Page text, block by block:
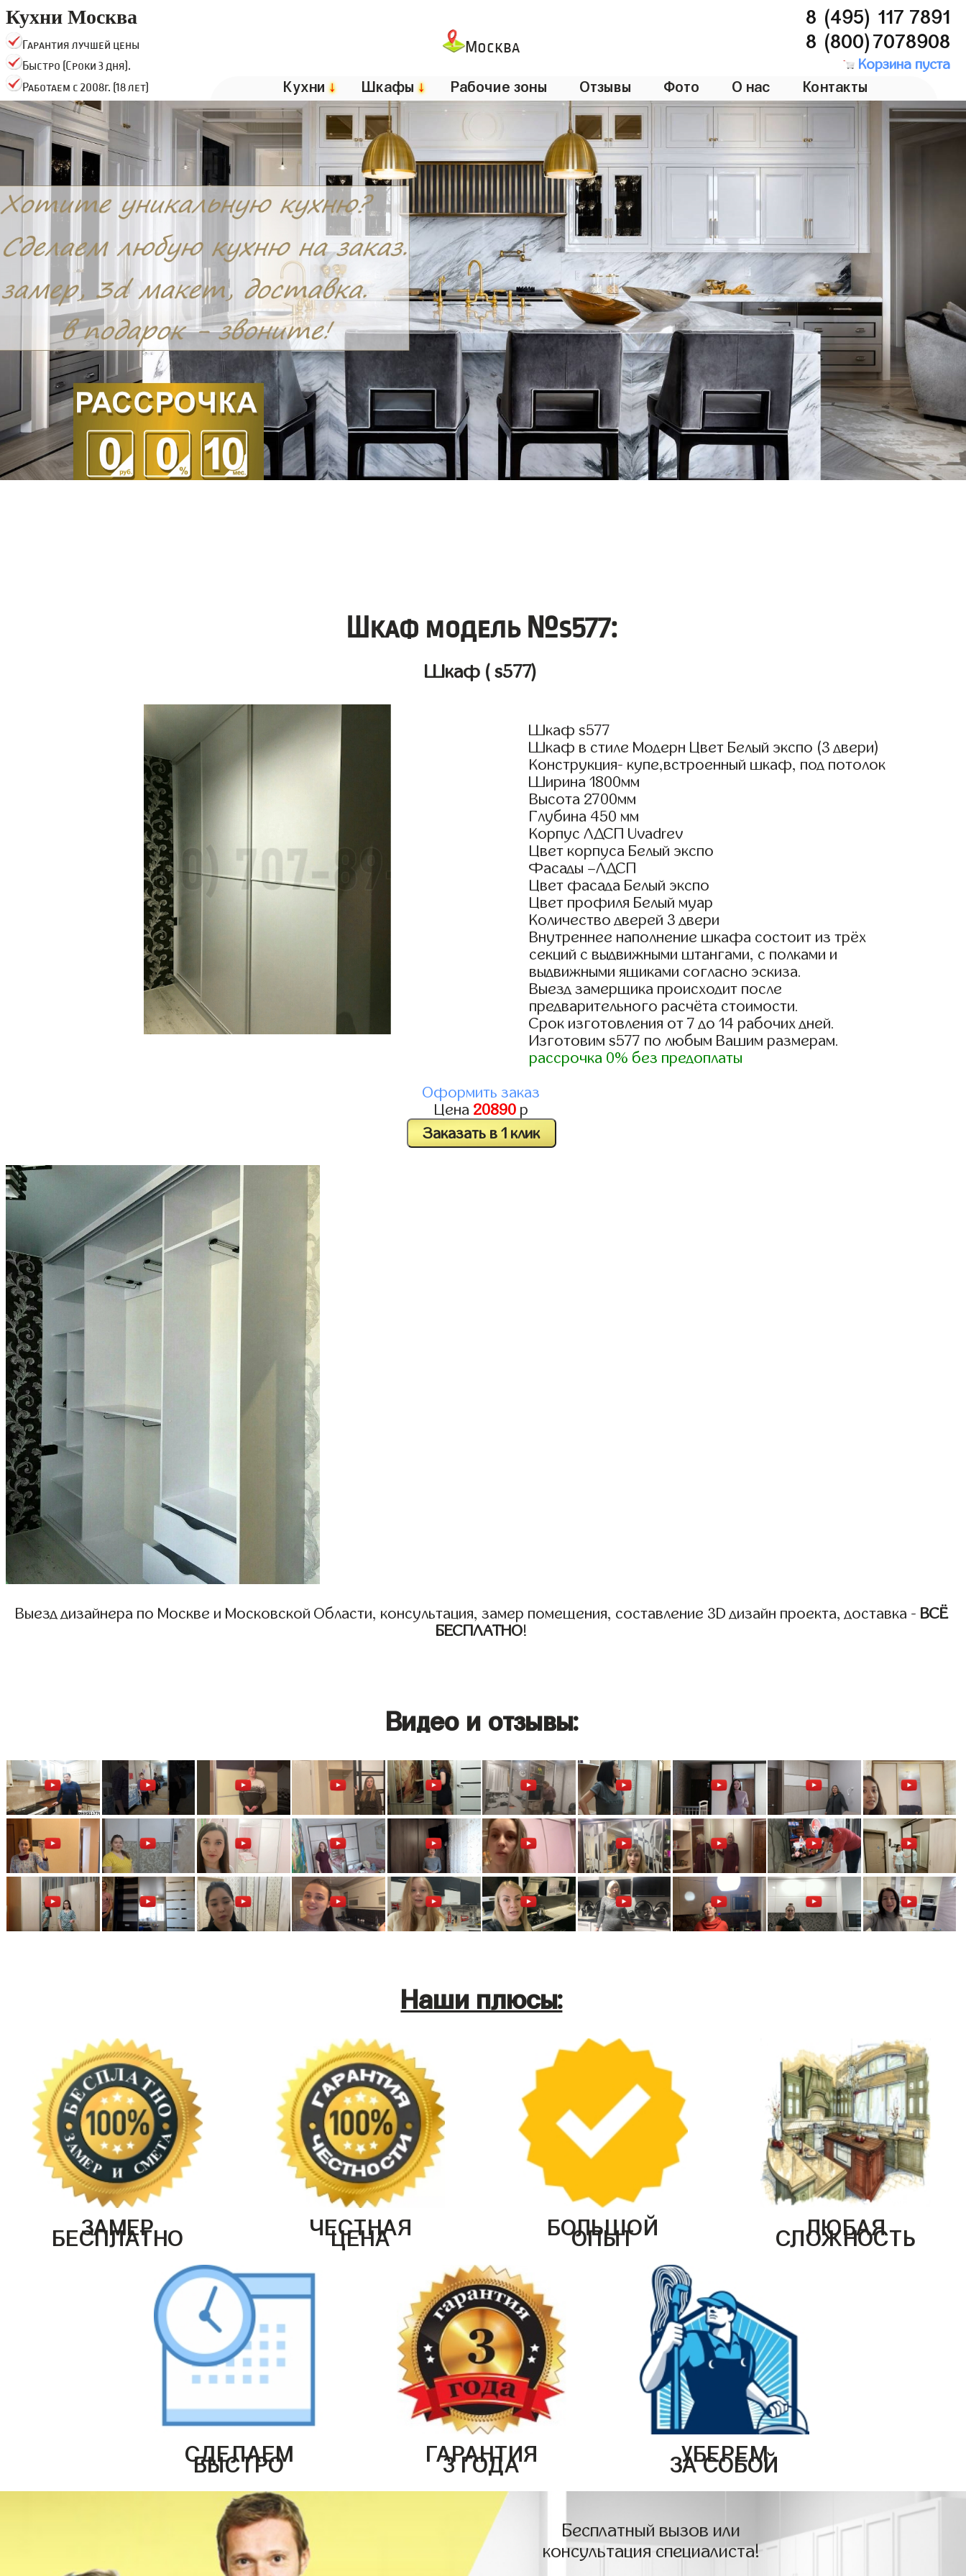
Кухни Москва
Гарантия лучшей цены
Быстро (Сроки 3 дня).
Работаем с 2008г. (18 лет)
Москва
8 (495) 117 7891
8 (800)7078908
Корзина пуста
Кухни↓ Шкафы↓ Рабочие зоны Отзывы Фото О нас Контакты
Шкаф модель №s577:
Шкаф ( s577)
Шкаф s577
Шкаф в стиле Модерн Цвет Белый экспо (3 двери)
Конструкция- купе,встроенный шкаф, под потолок
Ширина 1800мм
Высота 2700мм
Глубина 450 мм
Корпус ЛДСП Uvadrev
Цвет корпуса Белый экспо
Фасады –ЛДСП
Цвет фасада Белый экспо
Цвет профиля Белый муар
Количество дверей 3 двери
Внутреннее наполнение шкафа состоит из трёх
секций с выдвижными штангами, с полками и
выдвижными ящиками согласно эскиза.
Выезд замерщика происходит после
предварительного расчёта стоимости.
Срок изготовления от 7 до 14 рабочих дней.
Изготовим s577 по любым Вашим размерам.
рассрочка 0% без предоплаты
Оформить заказ
Цена 20890 р
Заказать в 1 клик
Выезд дизайнера по Москве и Московской Области, консультация, замер помещения, составление 3D дизайн проекта, доставка - ВСЁ
БЕСПЛАТНО!
Видео и отзывы:
Наши плюсы:
ЗАМЕР
БЕСПЛАТНО ЧЕСТНАЯ
ЦЕНА БОЛЬШОЙ
ОПЫТ ЛЮБАЯ
СЛОЖНОСТЬ
СДЕЛАЕМ
БЫСТРО ГАРАНТИЯ
3 ГОДА УБЕРЕМ
ЗА СОБОЙ
Бесплатный вызов или
консультация специалиста!